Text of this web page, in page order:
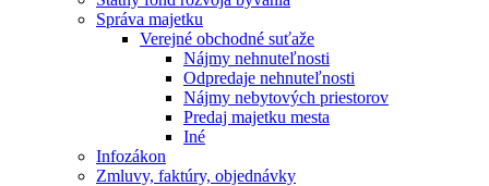
Správa majetku
Verejné obchodné suťaže
Nájmy nehnuteľnosti
Odpredaje nehnuteľnosti
Nájmy nebytových priestorov
Predaj majetku mesta
Iné
Infozákon
Zmluvy, faktúry, objednávky